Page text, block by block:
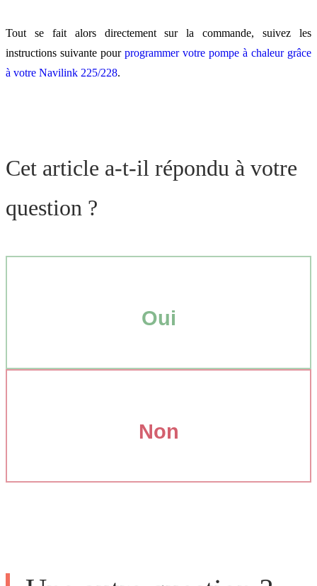
Tout se fait alors directement sur la commande, suivez les
instructions suivante pour programmer votre pompe à chaleur grâce
à votre Navilink 225/228.
Cet article a-t-il répondu à votre
question ?
Oui
Non